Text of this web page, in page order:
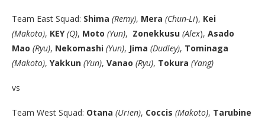
Team East Squad: Shima (Remy), Mera (Chun-Li), Kei
(Makoto), KEY (Q), Moto (Yun), Zonekkusu (Alex), Asado
Mao (Ryu), Nekomashi (Yun), Jima (Dudley), Tominaga
(Makoto), Yakkun (Yun), Vanao (Ryu), Tokura (Yang)
vs
Team West Squad: Otana (Urien), Coccis (Makoto), Tarubine